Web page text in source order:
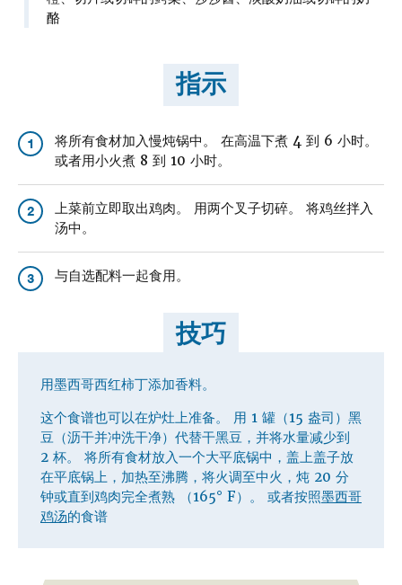
酪
指示
1
将所有食材加入慢炖锅中。 在高温下煮 4 到 6 小时。
或者用小火煮 8 到 10 小时。
2
上菜前立即取出鸡肉。 用两个叉子切碎。 将鸡丝拌入
汤中。
3 与自选配料一起食用。
技巧
用墨西哥西红柿丁添加香料。
这个食谱也可以在炉灶上准备。 用 1 罐（15 盎司）黑
豆（沥干并冲洗干净）代替干黑豆，并将水量减少到
2 杯。 将所有食材放入一个大平底锅中，盖上盖子放
在平底锅上，加热至沸腾，将火调至中火，炖 20 分
钟或直到鸡肉完全煮熟 （165° F）。 或者按照墨西哥
鸡汤的食谱